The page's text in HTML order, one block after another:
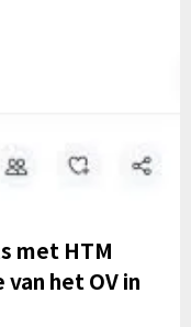
met HTM
het OV in